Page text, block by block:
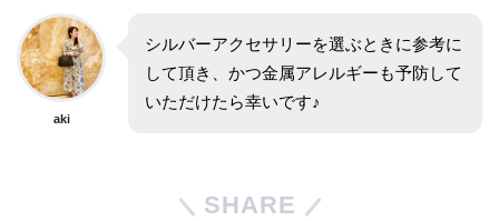
aki
シルバーアクセサリーを選ぶときに参考に
して頂き、かつ金属アレルギーも予防して
いただけたら幸いです♪
SHARE